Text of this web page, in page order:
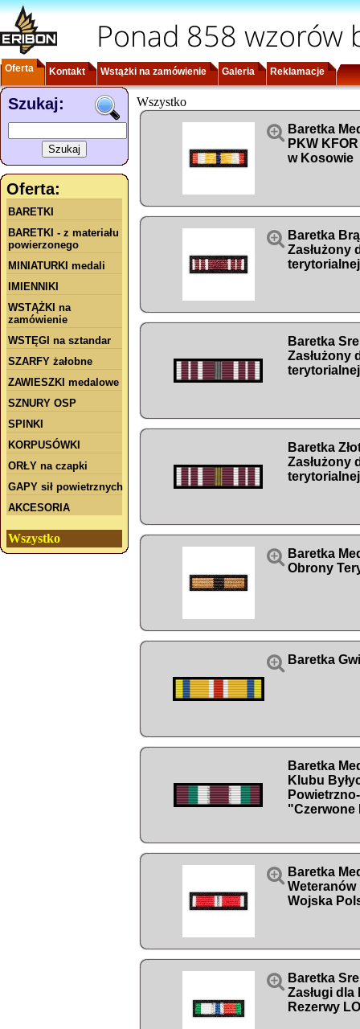
Ponad 858 wzorów
Oferta Kontakt Wstążki na zamówienie Galeria Reklamacje
Szukaj:
Oferta:
BARETKI
BARETKI - z materiału
powierzonego
MINIATURKI medali
IMIENNIKI
WSTĄŻKI na
zamówienie
WSTĘGI na sztandar
SZARFY żałobne
ZAWIESZKI medalowe
SZNURY OSP
SPINKI
KORPUSÓWKI
ORŁY na czapki
GAPY sił powietrznych
AKCESORIA
Wszystko
Wszystko
 Baretka
PKW
w Kosowie
 Baretka
Zasłużony
terytorialnej
Baretka
Zasłużony
terytorialnej
Baretka
Zasłużony
terytorialnej
 Baretka
Obrony
 Baretka
Baretka
Klubu
"Czerwone
 Baretka
Weteranów
Wojska
 Baretka
Zasługi dla
Rezerwy